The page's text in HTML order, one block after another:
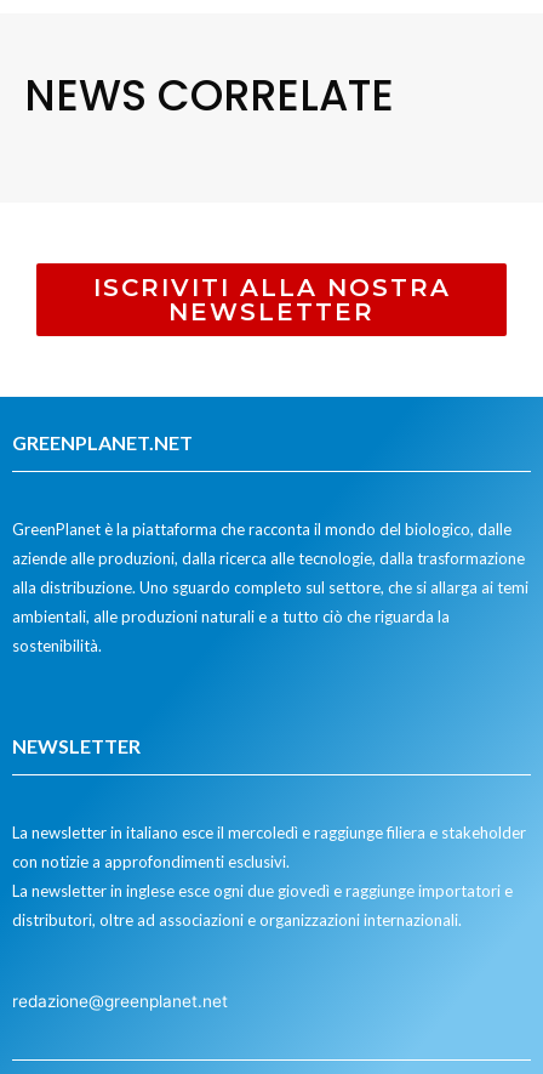
NEWS CORRELATE
ISCRIVITI ALLA NOSTRA
NEWSLETTER
GREENPLANET.NET
GreenPlanet è la piattaforma che racconta il mondo del biologico, dalle
aziende alle produzioni, dalla ricerca alle tecnologie, dalla trasformazione
alla distribuzione. Uno sguardo completo sul settore, che si allarga ai temi
ambientali, alle produzioni naturali e a tutto ciò che riguarda la
sostenibilità.
NEWSLETTER
La newsletter in italiano esce il mercoledì e raggiunge filiera e stakeholder
con notizie a approfondimenti esclusivi.
La newsletter in inglese esce ogni due giovedì e raggiunge importatori e
distributori, oltre ad associazioni e organizzazioni internazionali.
redazione@greenplanet.net